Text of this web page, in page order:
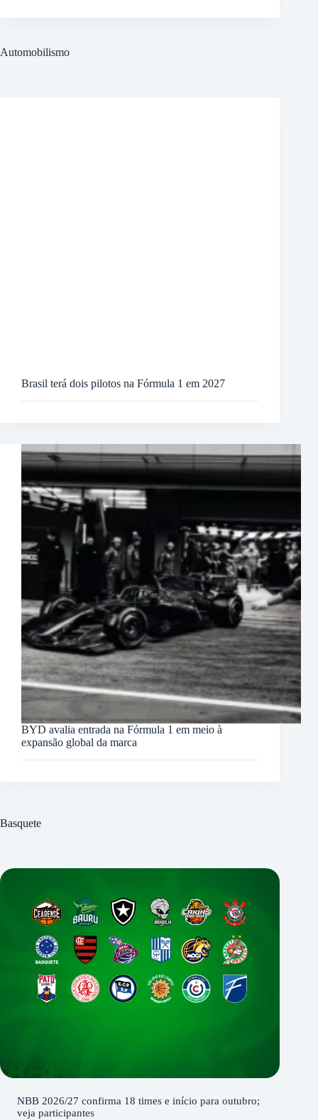
Automobilismo
Brasil terá dois pilotos na Fórmula 1 em 2027
BYD avalia entrada na Fórmula 1 em meio à
expansão global da marca
Basquete
NBB 2026/27 confirma 18 times e início para outubro;
veja participantes